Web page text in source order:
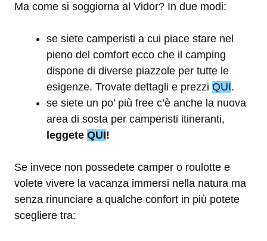
Ma come si soggiorna al Vidor? In due modi:
se siete camperisti a cui piace stare nel
pieno del comfort ecco che il camping
dispone di diverse piazzole per tutte le
esigenze. Trovate dettagli e prezzi QUI.
se siete un po’ più free c’è anche la nuova
area di sosta per camperisti itineranti,
leggete QUI!
Se invece non possedete camper o roulotte e
volete vivere la vacanza immersi nella natura ma
senza rinunciare a qualche confort in più potete
scegliere tra: